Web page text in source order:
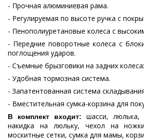
- Прочная алюминиевая рама.
- Регулируемая по высоте ручка с
- Пенополиуретановые колеса с
- Передние поворотные колеса с
поглощения ударов.
- Съемные брызговики на задних
- Удобная тормозная система.
- Запатентованная система
- Вместительная сумка-корзина для
В комплект входит:
шасси, люлька,
накидка на люльку, чехол на
москитные сетки, сумка для мамы,